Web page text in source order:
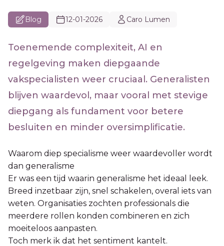
Blog 12-01-2026 Caro Lumen
Toenemende complexiteit, AI en
regelgeving maken diepgaande
vakspecialisten weer cruciaal. Generalisten
blijven waardevol, maar vooral met stevige
diepgang als fundament voor betere
besluiten en minder oversimplificatie.
Waarom diep specialisme weer waardevoller wordt
dan generalisme
Er was een tijd waarin generalisme het ideaal leek.
Breed inzetbaar zijn, snel schakelen, overal iets van
weten. Organisaties zochten professionals die
meerdere rollen konden combineren en zich
moeiteloos aanpasten.
Toch merk ik dat het sentiment kantelt.